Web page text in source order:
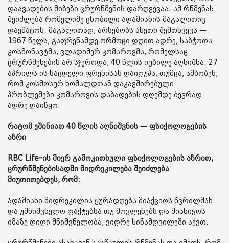
დაავადების მიზეზი ცრურწმენის დარღვევაა. ამ რწმენას
შეიძლება რომელიმე ცნობილი ადამიანის მაგალითიც
დაემატოს. მაგალითად, არსებობს ასეთი შემთხვევა —
1967 წელს, გაფრენამდე ორმოცი დღით ადრე, საბჭოთა
კოსმონავტმა, ვლადიმერ კომაროვმა, რომელსაც
ცრურწმენების არ სჯეროდა, 40 წლის იუბილე აღნიშნა. 27
აპრილს ის საცდელი ფრენისას დაიღუპა, თუმცა, ამბობენ,
რომ კოსმოსურ ხომალდთან დაკავშირებული
პრობლემები კომაროვის დაბადების დღემდე ბევრად
ადრე დაიწყო.
რატომ ეშინიათ 40 წლის აღნიშვნის — ფსიქოლოგების
აზრი
RBC Life-ის მიერ გამოკითხული ფსიქოლოგების აზრით,
ცრურწმენებისადმი მიდრეკილება შეიძლება
მიუთითებდეს, რომ:
ადამიანი მიდრეკილია ყურადღება მიაქციოს წვრილმან
და უმნიშვნელო ფაქტებსა თუ მოვლენებს და მიანიჭოს
იმაზე დიდი მნიშვნელობა, ვიდრე სინამდვილეში აქვთ.